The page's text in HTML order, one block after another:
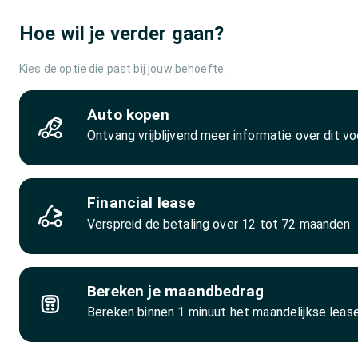
Hoe wil je verder gaan?
Kies de optie die past bij jouw behoefte.
Auto kopen
Ontvang vrijblijvend meer informatie over dit
Financial lease
Verspreid de betaling over 12 tot 72 maanden
Bereken je maandbedrag
Bereken binnen 1 minuut het maandelijkse